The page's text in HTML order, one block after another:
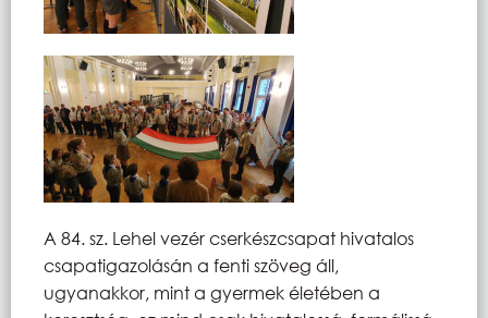
A 84. sz. Lehel vezér cserkészcsapat hivatalos
csapatigazolásán a fenti szöveg áll,
ugyanakkor, mint a gyermek életében a